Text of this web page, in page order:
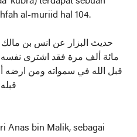
al-muriid hal 104.
حديث البزار عن انس بن مالك
مائة ألف مرة فقد اشترى نفسه
قبل الله في سمواته ومن ارضه
Anas bin Malik, sebagai